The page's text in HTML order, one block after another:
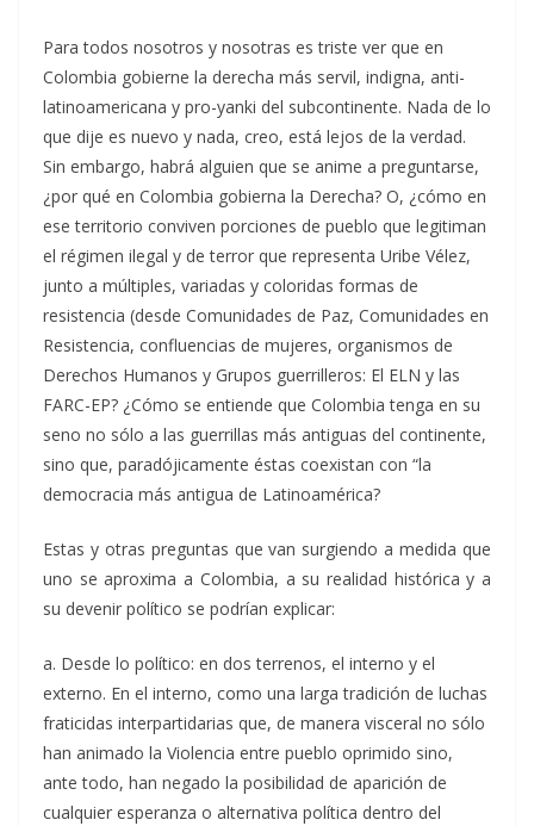
Para todos nosotros y nosotras es triste ver que en
Colombia gobierne la derecha más servil, indigna, anti-
latinoamericana y pro-yanki del subcontinente. Nada de lo
que dije es nuevo y nada, creo, está lejos de la verdad.
Sin embargo, habrá alguien que se anime a preguntarse,
¿por qué en Colombia gobierna la Derecha? O, ¿cómo en
ese territorio conviven porciones de pueblo que legitiman
el régimen ilegal y de terror que representa Uribe Vélez,
junto a múltiples, variadas y coloridas formas de
resistencia (desde Comunidades de Paz, Comunidades en
Resistencia, confluencias de mujeres, organismos de
Derechos Humanos y Grupos guerrilleros: El ELN y las
FARC-EP? ¿Cómo se entiende que Colombia tenga en su
seno no sólo a las guerrillas más antiguas del continente,
sino que, paradójicamente éstas coexistan con “la
democracia más antigua de Latinoamérica?
Estas y otras preguntas que van surgiendo a medida que
uno se aproxima a Colombia, a su realidad histórica y a
su devenir político se podrían explicar:
a. Desde lo político: en dos terrenos, el interno y el
externo. En el interno, como una larga tradición de luchas
fraticidas interpartidarias que, de manera visceral no sólo
han animado la Violencia entre pueblo oprimido sino,
ante todo, han negado la posibilidad de aparición de
cualquier esperanza o alternativa política dentro del